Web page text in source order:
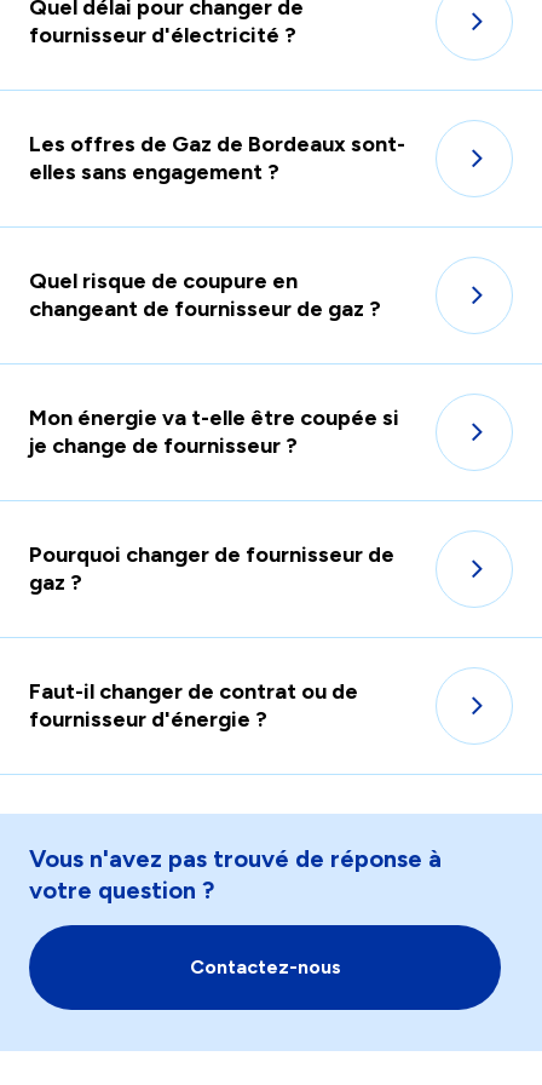
Quel délai pour changer de
fournisseur d'électricité ?
Les offres de Gaz de Bordeaux sont-
elles sans engagement ?
Quel risque de coupure en
changeant de fournisseur de gaz ?
Mon énergie va t-elle être coupée si
je change de fournisseur ?
Pourquoi changer de fournisseur de
gaz ?
Faut-il changer de contrat ou de
fournisseur d'énergie ?
Vous n'avez pas trouvé de réponse à
votre question ?
Contactez-nous